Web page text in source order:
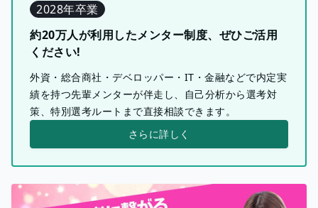
2028年卒業
約20万人が利用したメンター制度、ぜひご活用
ください!
外資・総合商社・デベロッパー・IT・金融などで内定実
績を持つ先輩メンターが伴走し、自己分析から選考対
策、特別選考ルートまで直接相談できます。
さらに詳しく